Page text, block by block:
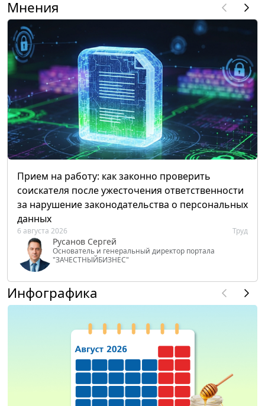
Мнения
Прием на работу: как законно проверить
соискателя после ужесточения ответственности
за нарушение законодательства о персональных
данных
6 августа 2026 Труд
Русанов Сергей
Основатель и генеральный директор портала
"ЗАЧЕСТНЫЙБИЗНЕС"
Инфографика